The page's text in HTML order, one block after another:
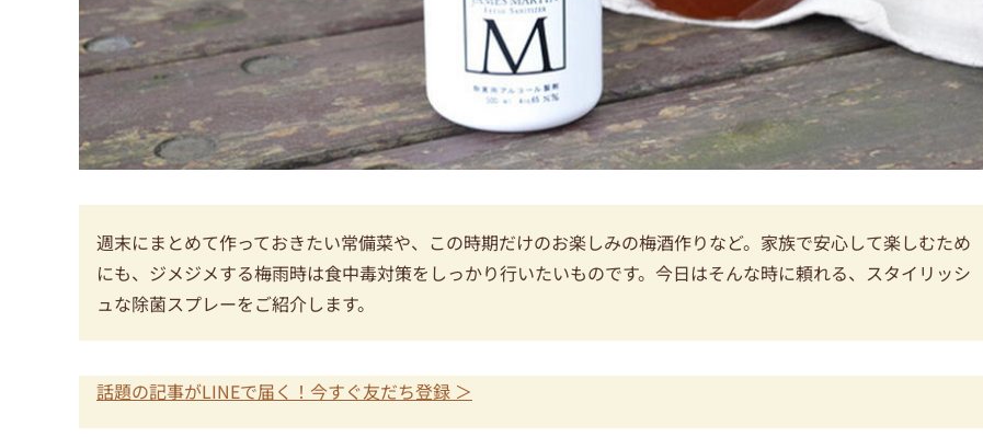
週末にまとめて作っておきたい常備菜や、この時期だけのお楽しみの梅酒作りなど。家族で安心して楽しむため
にも、ジメジメする梅雨時は食中毒対策をしっかり行いたいものです。今日はそんな時に頼れる、スタイリッシ
ュな除菌スプレーをご紹介します。
話題の記事がLINEで届く！今すぐ友だち登録 ＞